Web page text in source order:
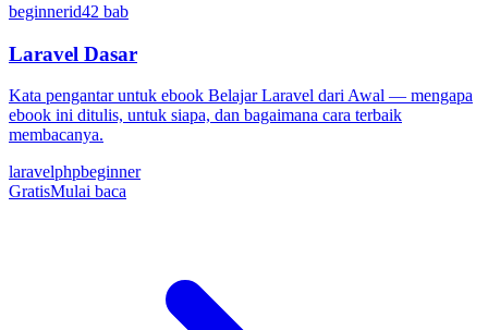
beginnerid42 bab
Laravel Dasar
Kata pengantar untuk ebook Belajar Laravel dari Awal — mengapa
ebook ini ditulis, untuk siapa, dan bagaimana cara terbaik
membacanya.
laravelphpbeginner
GratisMulai baca